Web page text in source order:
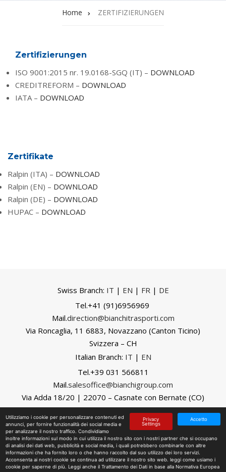
Home ZERTIFIZIERUNGEN
Zertifizierungen
ISO 9001:2015 nr. 19.0168-SGQ (IT) – DOWNLOAD
CREDITREFORM – DOWNLOAD
IATA – DOWNLOAD
Zertifikate
Ralpin (ITA) – DOWNLOAD
Ralpin (EN) – DOWNLOAD
Ralpin (DE) – DOWNLOAD
HUPAC – DOWNLOAD
Swiss Branch: IT | EN | FR| DE
Tel.+41 (91)6956969
Mail.direction@bianchitrasporti.com
Via Roncaglia, 11 6883, Novazzano (Canton Ticino)
Svizzera – CH
Italian Branch: IT | EN
Tel.+39 031 566811
Mail.salesoffice@bianchigroup.com
Via Adda 18/20 | 22070 – Casnate con Bernate (CO)
Italia – IT
© Bianchi Trasporti Internazionali & C |Privacy Policy|
Cookie Policy|Credits.
Accetto
Privacy
Settings
Utilizziamo i cookie per personalizzare contenuti ed
annunci, per fornire funzionalità dei social media e
per analizzare il nostro traffico. Condividiamo
inoltre informazioni sul modo in cui utilizza il nostro sito con i nostri partner che si occupano
di analisi dei dati web, pubblicità e social media, i quali potrebbero combinarle con altre
informazioni che ha fornito loro o che hanno raccolto dal suo utilizzo dei loro servizi.
Acconsenta ai nostri cookie se continua ad utilizzare il nostro sito web. leggi come usiamo i
cookie per saperne di più. Leggi anche il Trattamento dei Dati in base alla Normativa Europea